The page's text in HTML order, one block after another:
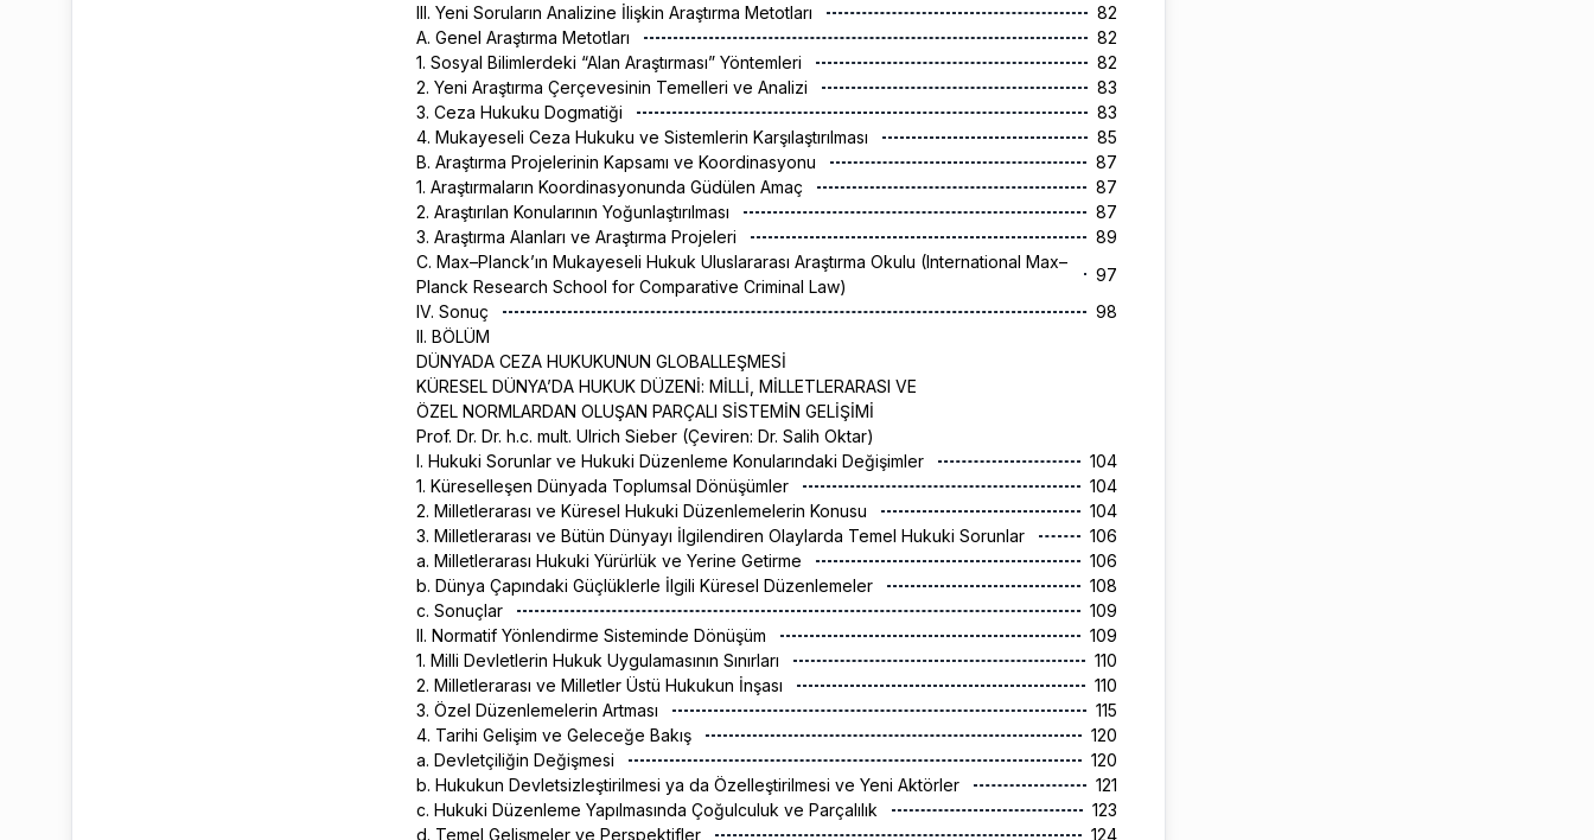
III. Yeni Soruların Analizine İlişkin Araştırma Metotları
82
A. Genel Araştırma Metotları
82
1. Sosyal Bilimlerdeki “Alan Araştırması” Yöntemleri
82
2. Yeni Araştırma Çerçevesinin Temelleri ve Analizi
83
3. Ceza Hukuku Dogmatiği
83
4. Mukayeseli Ceza Hukuku ve Sistemlerin Karşılaştırılması
85
B. Araştırma Projelerinin Kapsamı ve Koordinasyonu
87
1. Araştırmaların Koordinasyonunda Güdülen Amaç
87
2. Araştırılan Konularının Yoğunlaştırılması
87
3. Araştırma Alanları ve Araştırma Projeleri
89
C. Max–Planck’ın Mukayeseli Hukuk Uluslararası Araştırma Okulu (International Max–
Planck Research School for Comparative Criminal Law)
97
IV. Sonuç
98
II. BÖLÜM
DÜNYADA CEZA HUKUKUNUN GLOBALLEŞMESİ
KÜRESEL DÜNYA’DA HUKUK DÜZENİ: MİLLİ, MİLLETLERARASI VE
ÖZEL NORMLARDAN OLUŞAN PARÇALI SİSTEMİN GELİŞİMİ
Prof. Dr. Dr. h.c. mult. Ulrich Sieber (Çeviren: Dr. Salih Oktar)
I. Hukuki Sorunlar ve Hukuki Düzenleme Konularındaki Değişimler
104
1. Küreselleşen Dünyada Toplumsal Dönüşümler
104
2. Milletlerarası ve Küresel Hukuki Düzenlemelerin Konusu
104
3. Milletlerarası ve Bütün Dünyayı İlgilendiren Olaylarda Temel Hukuki Sorunlar
106
a. Milletlerarası Hukuki Yürürlük ve Yerine Getirme
106
b. Dünya Çapındaki Güçlüklerle İlgili Küresel Düzenlemeler
108
c. Sonuçlar
109
II. Normatif Yönlendirme Sisteminde Dönüşüm
109
1. Milli Devletlerin Hukuk Uygulamasının Sınırları
110
2. Milletlerarası ve Milletler Üstü Hukukun İnşası
110
3. Özel Düzenlemelerin Artması
115
4. Tarihi Gelişim ve Geleceğe Bakış
120
a. Devletçiliğin Değişmesi
120
b. Hukukun Devletsizleştirilmesi ya da Özelleştirilmesi ve Yeni Aktörler
121
c. Hukuki Düzenleme Yapılmasında Çoğulculuk ve Parçalılık
123
d. Temel Gelişmeler ve Perspektifler
124